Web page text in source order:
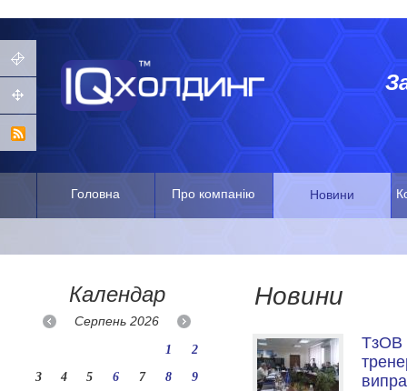
Головна Про компанію Новини
Календар
Серпень2026
1
2
3
4 5 6 7 8
9
Новини
ТзОВ